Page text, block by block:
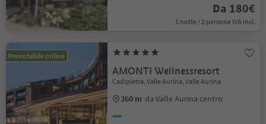
Da 180€
1 notte / 2 persone IVA incl.
Prenotabile online
AMONTI Wellnessresort
Cadipietra, Valle Aurina, Valle Aurina
260 m da Valle Aurina centro